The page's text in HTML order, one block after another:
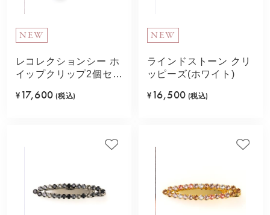
NEW
レコレクションシー ホ
イップクリップ2個セッ
¥ 17,600 (税込)
NEW
ラインドストーン クリ
ッピーズ(ホワイト)
¥ 16,500 (税込)